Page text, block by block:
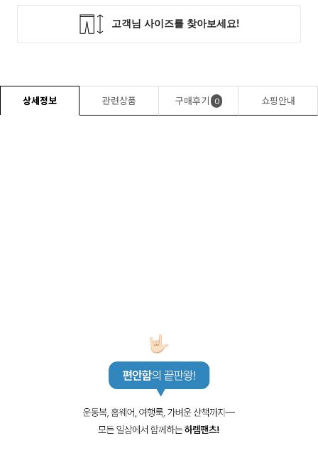
상세정보 관련상품 구매후기 0 쇼핑안내